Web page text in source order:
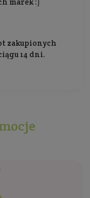
marek :)
zakupionych
14 dni.